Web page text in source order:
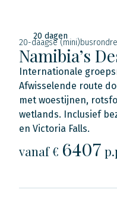
20 dagen
20-daagse
Namibia’s
Internationale
Afwisselende route
met woestijnen,
wetlands. Inclusief
en Victoria Falls.
vanaf € 6407